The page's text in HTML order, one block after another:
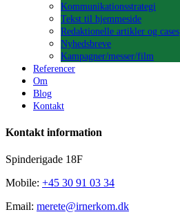
Kommunikationsstrategi
Tekst til hjemmeside
Redaktionelle artikler og cases
Nyhedsbreve
Kampagner/messer/film
Referencer
Om
Blog
Kontakt
Kontakt information
Spinderigade 18F
Mobile: +45 30 91 03 34
Email: merete@irnerkom.dk